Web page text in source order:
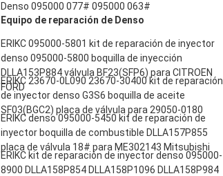
Denso 095000 077# 095000 063#
Equipo de reparación de Denso
ERIKC 095000-5801 kit de reparación de inyector
denso 095000-5800 boquilla de inyección
DLLA153P884 válvula BF23(SFP6) para CITROEN
FORD
ERIKC 23670-0L090 23670-30400 kit de reparación
de inyector denso G3S6 boquilla de aceite
SF03(BGC2) placa de válvula para 29050-0180
ERIKC denso 095000-5450 kit de reparación de
inyector boquilla de combustible DLLA157P855
placa de válvula 18# para ME302143 Mitsubishi
ERIKC kit de reparación de inyector denso 095000-
8900 DLLA158P854 DLLA158P1096 DLLA158P984